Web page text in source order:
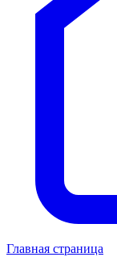
Главная страница